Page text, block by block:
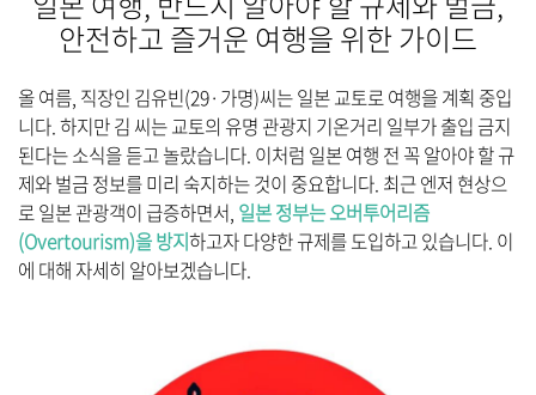
안전하고 즐거운 여행을 위한 가이드
올 여름, 직장인 김유빈(29·가명)씨는 일본 교토로 여행을 계획 중입
니다. 하지만 김 씨는 교토의 유명 관광지 기온거리 일부가 출입 금지
된다는 소식을 듣고 놀랐습니다. 이처럼 일본 여행 전 꼭 알아야 할 규
제와 벌금 정보를 미리 숙지하는 것이 중요합니다. 최근 엔저 현상으
로 일본 관광객이 급증하면서, 일본 정부는 오버투어리즘
(Overtourism)을 방지하고자 다양한 규제를 도입하고 있습니다. 이
에 대해 자세히 알아보겠습니다.